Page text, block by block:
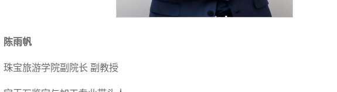
陈雨帆
珠宝旅游学院副院长 副教授